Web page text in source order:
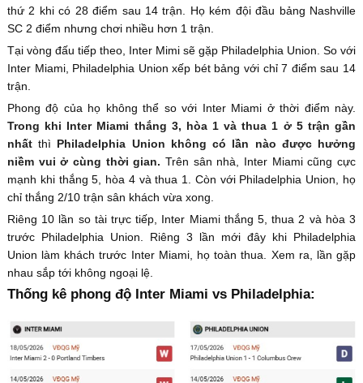
thứ 2 khi có 28 điểm sau 14 trận. Họ kém đội đầu bảng Nashville
SC 2 điểm nhưng chơi nhiều hơn 1 trận.
Tại vòng đấu tiếp theo, Inter Mimi sẽ gặp Philadelphia Union. So với
Inter Miami, Philadelphia Union xếp bét bảng với chỉ 7 điểm sau 14
trận.
Phong độ của họ không thể so với Inter Miami ở thời điểm này.
Trong khi Inter Miami thắng 3, hòa 1 và thua 1 ở 5 trận gần
nhấtthì Philadelphia Union không có lần nào được hưởng
niềm vui ở cùng thời gian. Trên sân nhà, Inter Miami cũng cực
mạnh khi thắng 5, hòa 4 và thua 1. Còn với Philadelphia Union, họ
chỉ thắng 2/10 trận sân khách vừa xong.
Riêng 10 lần so tài trực tiếp, Inter Miami thắng 5, thua 2 và hòa 3
trước Philadelphia Union. Riêng 3 lần mới đây khi Philadelphia
Union làm khách trước Inter Miami, họ toàn thua. Xem ra, lần gặp
nhau sắp tới không ngoại lệ.
Thống kê phong độ Inter Miami vs Philadelphia: